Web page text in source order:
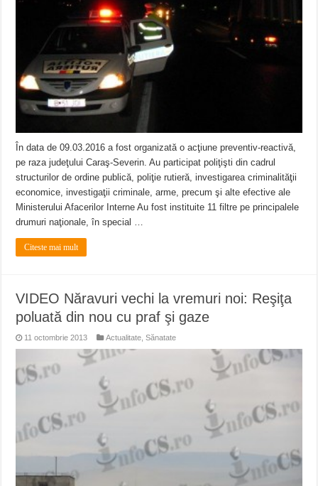
În data de 09.03.2016 a fost organizată o acţiune preventiv-reactivă,
pe raza judeţului Caraş-Severin. Au participat poliţişti din cadrul
structurilor de ordine publică, poliţie rutieră, investigarea criminalităţii
economice, investigaţii criminale, arme, precum şi alte efective ale
Ministerului Afacerilor Interne Au fost instituite 11 filtre pe principalele
drumuri naţionale, în special …
Citeste mai mult
VIDEO Năravuri vechi la vremuri noi: Reşiţa
poluată din nou cu praf şi gaze
11 octombrie 2013 Actualitate ,Sănatate